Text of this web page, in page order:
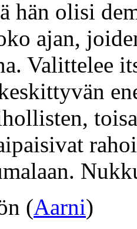
hän olisi
ajan,
Valittelee
(Aarni)